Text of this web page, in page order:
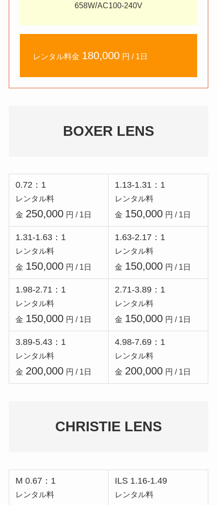
658W/AC100-240V
レンタル料金 180,000 円 / 1日
BOXER LENS
0.72：1
レンタル料
金 250,000 円 / 1日
1.13-1.31：1
レンタル料
金 150,000 円 / 1日
1.31-1.63：1
レンタル料
金 150,000 円 / 1日
1.63-2.17：1
レンタル料
金 150,000 円 / 1日
1.98-2.71：1
レンタル料
金 150,000 円 / 1日
2.71-3.89：1
レンタル料
金 150,000 円 / 1日
3.89-5.43：1
レンタル料
金 200,000 円 / 1日
4.98-7.69：1
レンタル料
金 200,000 円 / 1日
CHRISTIE LENS
M 0.67：1
レンタル料
ILS 1.16-1.49
レンタル料